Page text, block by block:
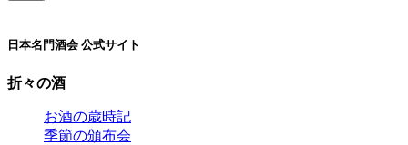
日本名門酒会 公式サイト
折々の酒
お酒の歳時記
季節の頒布会